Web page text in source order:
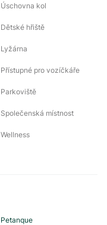
Úschovna kol
Dětské hřiště
Lyžárna
Přístupné pro vozíčkáře
Parkoviště
Společenská místnost
Wellness
Petanque